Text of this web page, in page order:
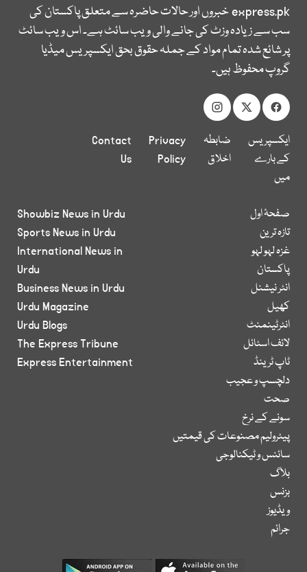
express.pkخبروں اور حالات حاضرہ سے متعلق پاکستان کی
سب سے زیادہ وزٹ کی جانے والی ویب سائٹ ہے۔ اس ویب سائٹ
پر شائع شدہ تمام مواد کے جملہ حقوق بحق ایکسپریس میڈیا
گروپ محفوظ ہیں۔
ایکسپریس
کے بارے
میں
ضابطہ
اخلاق
Privacy
Policy
Contact
Us
صفحۂ اول
تازہ ترین
غزہ لہو لہو
پاکستان
انٹر نیشنل
کھیل
انٹرٹینمنٹ
لائف اسٹائل
ٹاپ ٹرینڈ
دلچسپ و عجیب
صحت
سونے کے نرخ
پیٹرولیم مصنوعات کی قیمتیں
سائنس و ٹیکنالوجی
بلاگ
بزنس
ویڈیوز
جرائم
Showbiz News in Urdu
Sports News in Urdu
International News in
Urdu
Business News in Urdu
Urdu Magazine
Urdu Blogs
The Express Tribune
Express Entertainment